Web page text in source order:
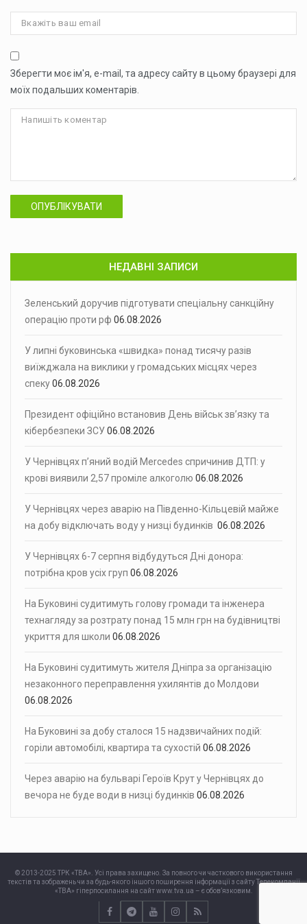
Зберегти моє ім'я, e-mail, та адресу сайту в цьому браузері для
моїх подальших коментарів.
ОПУБЛІКУВАТИ
НЕДАВНІ ЗАПИСИ
Зеленський доручив підготувати спеціальну санкційну
операцію проти рф 06.08.2026
У липні буковинська «швидка» понад тисячу разів
виїжджала на виклики у громадських місцях через
спеку06.08.2026
Президент офіційно встановив День військ зв’язку та
кібербезпеки ЗСУ06.08.2026
У Чернівцях п’яний водій Mercedes спричинив ДТП: у
крові виявили 2,57 проміле алкоголю 06.08.2026
У Чернівцях через аварію на Південно-Кільцевій майже
на добу відключать воду у низці будинків 06.08.2026
У Чернівцях 6-7 серпня відбудуться Дні донора:
потрібна кров усіх груп 06.08.2026
На Буковині судитимуть голову громади та інженера
технагляду за розтрату понад 15 млн грн на будівництві
укриття для школи 06.08.2026
На Буковині судитимуть жителя Дніпра за організацію
незаконного переправлення ухилянтів до Молдови
06.08.2026
На Буковині за добу сталося 15 надзвичайних подій:
горіли автомобілі, квартира та сухостій 06.08.2026
Через аварію на бульварі Героїв Крут у Чернівцях до
вечора не буде води в низці будинків 06.08.2026
© 2013-2025 ТРК «ТВА». Усі права захищено. За повного чи часткового використання
текстів та зображень чи за будь-якого іншого поширення інформації з сайту Телекомпанії
«ТВА» гіперпосилання на сайт www.tva.ua – є обов’язковим.